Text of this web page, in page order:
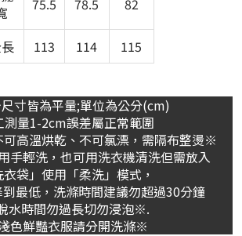
75.5 78.5 82
113 114 115
寸皆為平量;單位為公分(cm)
測量1-2cm誤差屬正常範圍
高溫烘乾、不可氯漂，需隔布整燙※
手輕洗，也可用洗衣機清洗但需放入
衣袋」使用「柔洗」模式，
最低，洗滌時間建議勿超過30分鐘
水時間勿過長切勿浸泡※.
色鮮豔衣服請分開洗滌※